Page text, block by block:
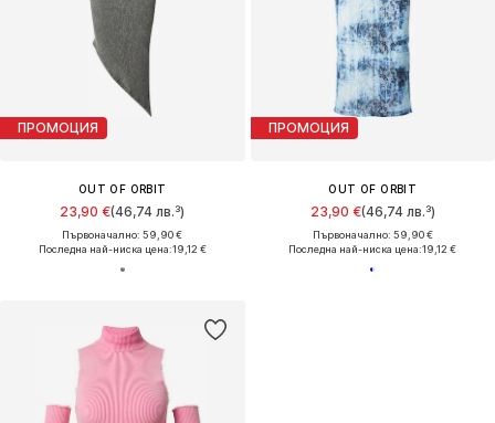
ПРОМОЦИЯ
OUT OF ORBIT
23,90 €(46,74 лв.³)
Първоначално: 59,90 €
Последна най-ниска цена:19,12 €
ПРОМОЦИЯ
OUT OF ORBIT
23,90 €(46,74 лв.³)
Първоначално: 59,90 €
Последна най-ниска цена:19,12 €